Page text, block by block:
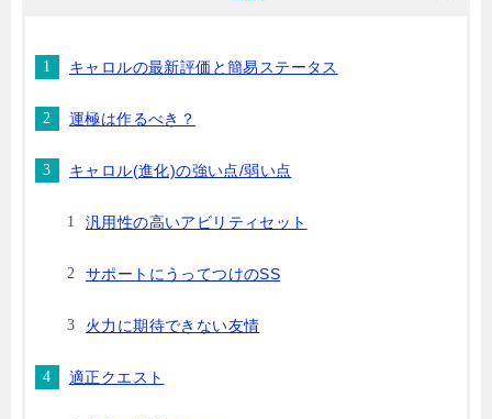
キャロルの最新評価と簡易ステータス
運極は作るべき？
キャロル(進化)の強い点/弱い点
汎用性の高いアビリティセット
サポートにうってつけのSS
火力に期待できない友情
適正クエスト